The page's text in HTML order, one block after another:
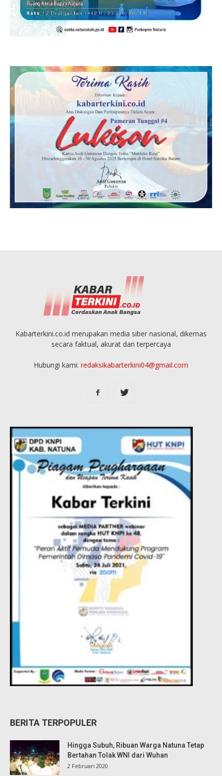
Kabarterkini.co.id merupakan media siber nasional, dikemas
secara faktual, akurat dan terpercaya
Hubungi kami: redaksikabarterkini04@gmail.com
BERITA TERPOPULER
Hingga Subuh, Ribuan Warga Natuna Tetap
Bertahan Tolak WNI dari Wuhan
2 Februari 2020